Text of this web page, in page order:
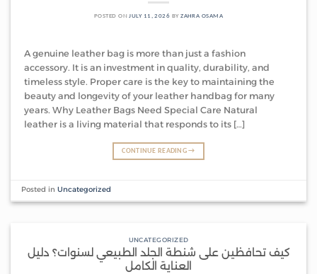
POSTED ONJULY 11, 2026 BYZAHRA OSAMA
A genuine leather bag is more than just a fashion
accessory. It is an investment in quality, durability, and
timeless style. Proper care is the key to maintaining the
beauty and longevity of your leather handbag for many
years. Why Leather Bags Need Special Care Natural
leather is a living material that responds to its […]
CONTINUE READING→
Posted inUncategorized
UNCATEGORIZED
كيف تحافظين على شنطة الجلد الطبيعي لسنوات؟ دليل
العناية الكامل